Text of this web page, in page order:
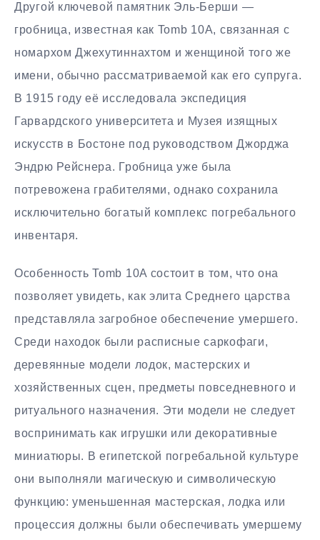
Другой ключевой памятник Эль-Берши —
гробница, известная как Tomb 10A, связанная с
номархом Джехутиннахтом и женщиной того же
имени, обычно рассматриваемой как его супруга.
В 1915 году её исследовала экспедиция
Гарвардского университета и Музея изящных
искусств в Бостоне под руководством Джорджа
Эндрю Рейснера. Гробница уже была
потревожена грабителями, однако сохранила
исключительно богатый комплекс погребального
инвентаря.
Особенность Tomb 10A состоит в том, что она
позволяет увидеть, как элита Среднего царства
представляла загробное обеспечение умершего.
Среди находок были расписные саркофаги,
деревянные модели лодок, мастерских и
хозяйственных сцен, предметы повседневного и
ритуального назначения. Эти модели не следует
воспринимать как игрушки или декоративные
миниатюры. В египетской погребальной культуре
они выполняли магическую и символическую
функцию: уменьшенная мастерская, лодка или
процессия должны были обеспечивать умершему